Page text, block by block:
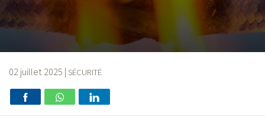
02 juillet 2025 | SÉCURITÉ